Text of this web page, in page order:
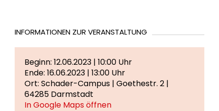
INFORMATIONEN ZUR VERANSTALTUNG
Beginn: 12.06.2023 | 10:00 Uhr
Ende: 16.06.2023 | 13:00 Uhr
Ort: Schader-Campus | Goethestr. 2 |
64285 Darmstadt
In Google Maps öffnen